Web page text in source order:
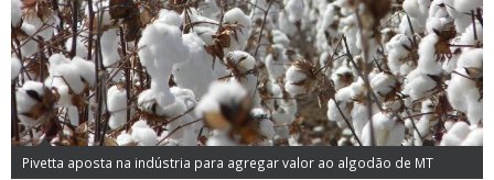
Pivetta aposta na indústria para agregar valor ao algodão de MT